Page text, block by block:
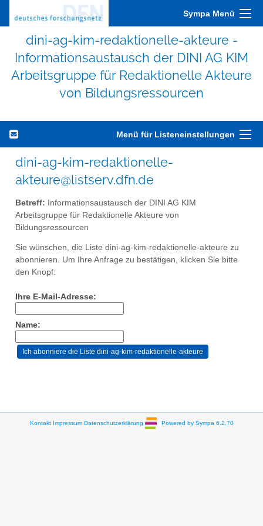
Sympa Menü
dini-ag-kim-redaktionelle-akteure -
Informationsaustausch der DINI AG KIM
Arbeitsgruppe für Redaktionelle Akteure
von Bildungsressourcen
Menü für Listeneinstellungen
dini-ag-kim-redaktionelle-
akteure@listserv.dfn.de
Betreff: Informationsaustausch der DINI AG KIM
Arbeitsgruppe für Redaktionelle Akteure von
Bildungsressourcen
Sie wünschen, die Liste dini-ag-kim-redaktionelle-akteure zu
abonnieren. Um Ihre Anfrage zu bestätigen, klicken Sie bitte
den Knopf:
Ihre E-Mail-Adresse:
Name:
Kontakt Impressum Datenschutzerklärung Powered by Sympa 6.2.70